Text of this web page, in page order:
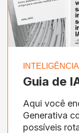
Guia de
Aqui você
Generativa
possíveis